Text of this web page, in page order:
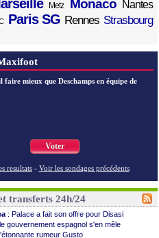
Metz Monaco Nantes
Paris SG Rennes Strasbourg
faire mieux que Deschamps en équipe de
Voter
resultats - Voir les sondages précédents
transferts 24h/24
: Palace a fait son offre pour Disasi
gouvernement espagnol s'en mêle
rumeur Gusto